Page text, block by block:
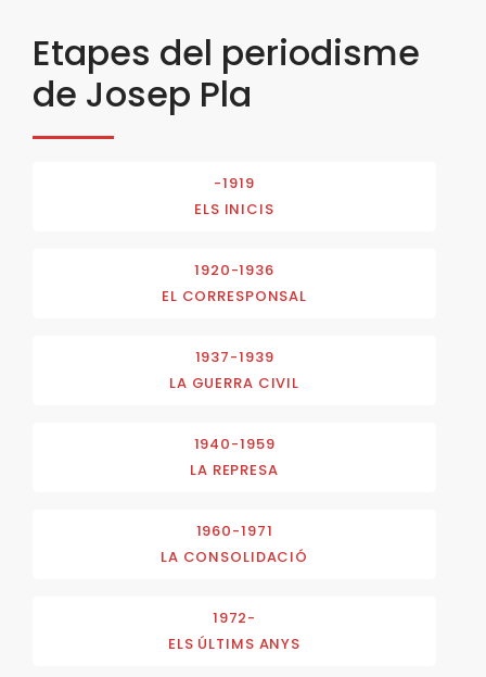
Etapes del periodisme
de Josep Pla
-1919
ELS INICIS
1920-1936
EL CORRESPONSAL
1937-1939
LA GUERRA CIVIL
1940-1959
LA REPRESA
1960-1971
LA CONSOLIDACIÓ
1972-
ELS ÚLTIMS ANYS